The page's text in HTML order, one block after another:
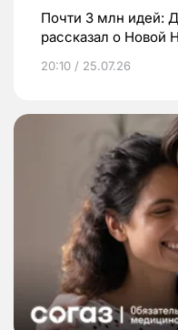
Почти 3 млн идей:
рассказал о Новой
20:10 / 25.07.26